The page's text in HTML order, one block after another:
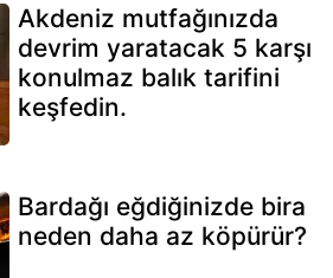
Akdeniz mutfağınızda
devrim yaratacak 5 karşı
konulmaz balık tarifini
keşfedin.
Bardağı eğdiğinizde bira
neden daha az köpürür?